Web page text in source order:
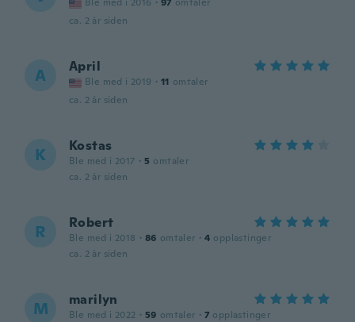
ca. 2 år siden
A April
Ble med i 2019 · 11 omtaler
ca. 2 år siden
K Kostas
Ble med i 2017 · 5 omtaler
ca. 2 år siden
R Robert
Ble med i 2018 · 86 omtaler · 4 opplastinger
ca. 2 år siden
M marilyn
Ble med i 2022 · 59 omtaler · 7 opplastinger